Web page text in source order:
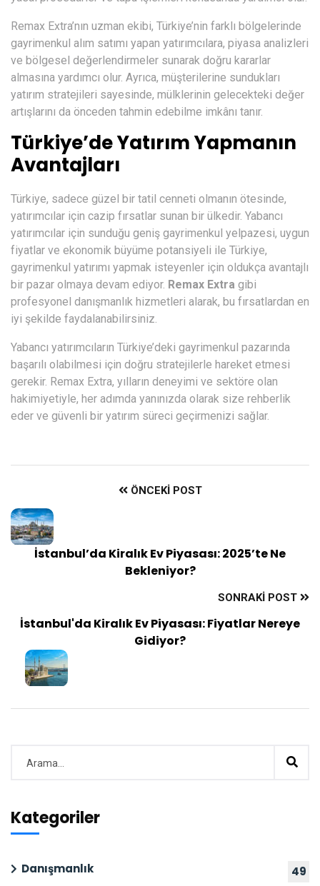
Remax Extra’nın uzman ekibi, Türkiye’nin farklı bölgelerinde
gayrimenkul alım satımı yapan yatırımcılara, piyasa analizleri
ve bölgesel değerlendirmeler sunarak doğru kararlar
almasına yardımcı olur. Ayrıca, müşterilerine sundukları
yatırım stratejileri sayesinde, mülklerinin gelecekteki değer
artışlarını da önceden tahmin edebilme imkânı tanır.
Türkiye’de Yatırım Yapmanın
Avantajları
Türkiye, sadece güzel bir tatil cenneti olmanın ötesinde,
yatırımcılar için cazip fırsatlar sunan bir ülkedir. Yabancı
yatırımcılar için sunduğu geniş gayrimenkul yelpazesi, uygun
fiyatlar ve ekonomik büyüme potansiyeli ile Türkiye,
gayrimenkul yatırımı yapmak isteyenler için oldukça avantajlı
bir pazar olmaya devam ediyor. Remax Extra gibi
profesyonel danışmanlık hizmetleri alarak, bu fırsatlardan en
iyi şekilde faydalanabilirsiniz.
Yabancı yatırımcıların Türkiye’deki gayrimenkul pazarında
başarılı olabilmesi için doğru stratejilerle hareket etmesi
gerekir. Remax Extra, yılların deneyimi ve sektöre olan
hakimiyetiyle, her adımda yanınızda olarak size rehberlik
eder ve güvenli bir yatırım süreci geçirmenizi sağlar.
ÖNCEKI POST
İstanbul’da Kiralık Ev Piyasası: 2025’te Ne
Bekleniyor?
SONRAKI POST
İstanbul'da Kiralık Ev Piyasası: Fiyatlar Nereye
Gidiyor?
Kategoriler
Danışmanlık
49